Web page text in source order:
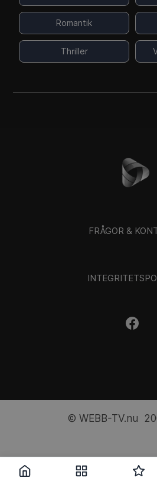
Romantik
Thriller
FRÅGOR &
© WEBB-TV.nu